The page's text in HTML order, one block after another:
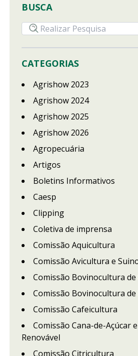
BUSCA
CATEGORIAS
Agrishow 2023
Agrishow 2024
Agrishow 2025
Agrishow 2026
Agropecuária
Artigos
Boletins Informativos
Caesp
Clipping
Coletiva de imprensa
Comissão Aquicultura
Comissão Avicultura e
Comissão Bovinocultura de
Comissão Bovinocultura de
Comissão Cafeicultura
Comissão Cana-de-Açúcar
Renovável
Comissão Citricultura